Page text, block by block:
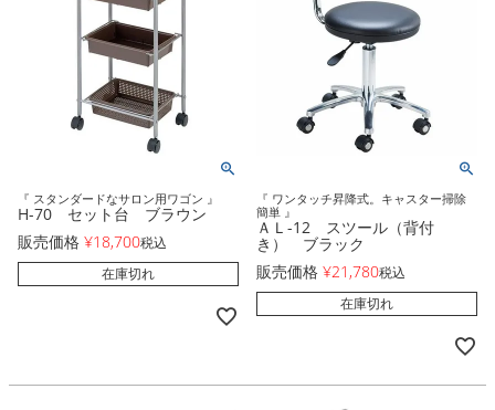
『 スタンダードなサロン用ワゴン 』
H-70 セット台 ブラウン
販売価格 ¥18,700税込
在庫切れ
『 ワンタッチ昇降式。キャスター掃除
簡単 』
ＡＬ-12 スツール（背付
き） ブラック
販売価格 ¥21,780税込
在庫切れ